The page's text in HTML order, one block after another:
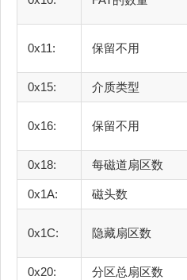
0x11: 保留不用
0x15: 介质类型
0x16: 保留不用
0x18: 每磁道扇区数
0x1A: 磁头数
0x1C: 隐藏扇区数
0x20: 分区总扇区数